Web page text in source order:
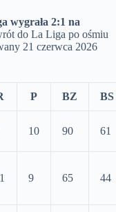
wygrała 2:1 na
do La Liga po ośmiu
21 czerwca 2026
P BZ BS
10 90 61
9 65 44